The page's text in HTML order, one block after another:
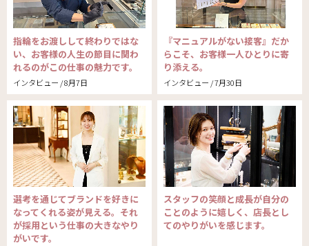
インタビュー / 8月7日
指輪をお渡しして終わりではな
い、お客様の人生の節目に関わ
れるのがこの仕事の魅力です。
インタビュー / 7月30日
『マニュアルがない接客』だか
らこそ、お客様一人ひとりに寄
り添える。
選考を通じてブランドを好きに
なってくれる姿が見える。それ
が採用という仕事の大きなやり
がいです。
スタッフの笑顔と成長が自分の
ことのように嬉しく、店長とし
てのやりがいを感じます。